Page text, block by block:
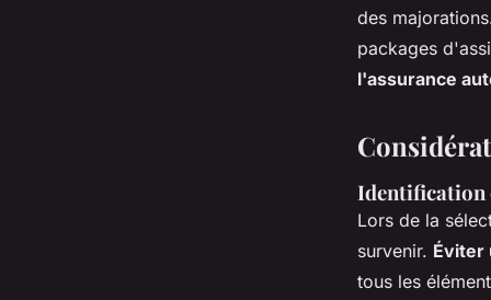
des
packages
l'assurance
Identification
Lors de la
survenir. Éviter
tous les